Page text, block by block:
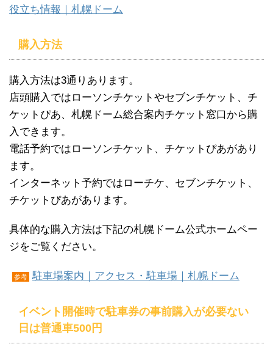
役立ち情報｜札幌ドーム
購入方法
購入方法は3通りあります。
店頭購入ではローソンチケットやセブンチケット、チ
ケットぴあ、札幌ドーム総合案内チケット窓口から購
入できます。
電話予約ではローソンチケット、チケットぴあがあり
ます。
インターネット予約ではローチケ、セブンチケット、
チケットぴあがあります。
具体的な購入方法は下記の札幌ドーム公式ホームペー
ジをご覧ください。
参考 駐車場案内｜アクセス・駐車場｜札幌ドーム
イベント開催時で駐車券の事前購入が必要ない
日は普通車500円